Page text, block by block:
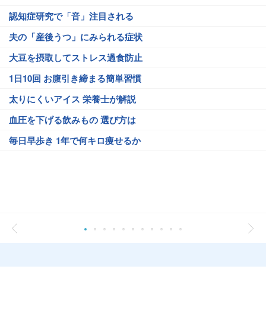
認知症研究で「音」注目される
夫の「産後うつ」にみられる症状
大豆を摂取してストレス過食防止
1日10回 お腹引き締まる簡単習慣
太りにくいアイス 栄養士が解説
血圧を下げる飲みもの 選び方は
毎日早歩き 1年で何キロ痩せるか